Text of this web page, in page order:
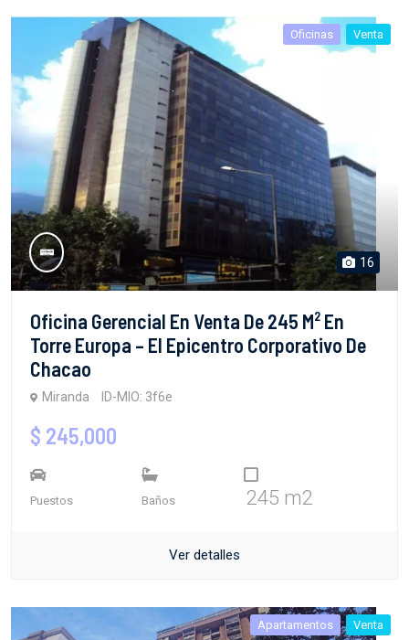
Oficinas Venta
16
Oficina Gerencial En Venta De 245 M² En
Torre Europa – El Epicentro Corporativo De
Chacao
Miranda ID-MIO: 3f6e
$ 245,000
Puestos Baños 245 m2
Ver detalles
Apartamentos Venta